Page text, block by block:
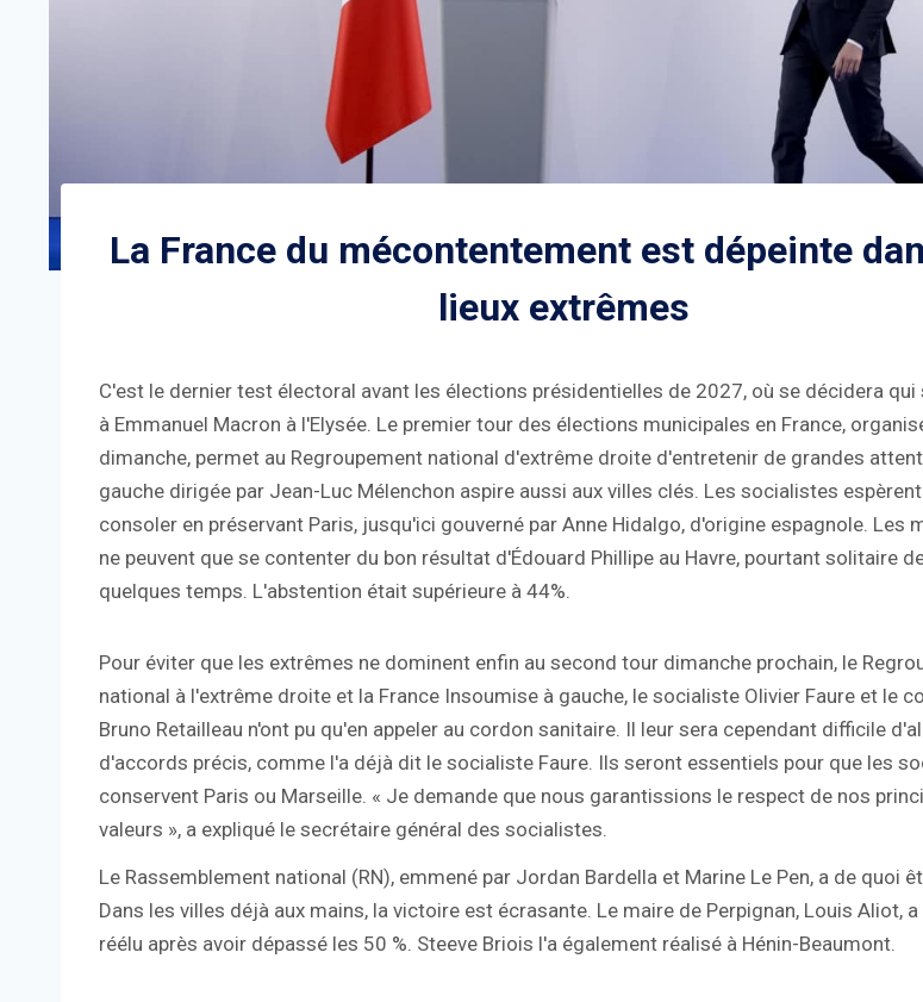
La France du mécontentement est dépeinte
lieux extrêmes
C'est le dernier test électoral avant les élections présidentielles de 2027, où se décidera qui
à Emmanuel Macron à l'Elysée. Le premier tour des élections municipales en France,
dimanche, permet au Regroupement national d'extrême droite d'entretenir de grandes
gauche dirigée par Jean-Luc Mélenchon aspire aussi aux villes clés. Les socialistes
consoler en préservant Paris, jusqu'ici gouverné par Anne Hidalgo, d'origine espagnole. Les
ne peuvent que se contenter du bon résultat d'Édouard Phillipe au Havre, pourtant solitaire
quelques temps. L'abstention était supérieure à 44%.
Pour éviter que les extrêmes ne dominent enfin au second tour dimanche prochain, le
national à l'extrême droite et la France Insoumise à gauche, le socialiste Olivier Faure et le
Bruno Retailleau n'ont pu qu'en appeler au cordon sanitaire. Il leur sera cependant difficile
d'accords précis, comme l'a déjà dit le socialiste Faure. Ils seront essentiels pour que les
conservent Paris ou Marseille. « Je demande que nous garantissions le respect de nos
valeurs », a expliqué le secrétaire général des socialistes.
Le Rassemblement national (RN), emmené par Jordan Bardella et Marine Le Pen, a de quoi
Dans les villes déjà aux mains, la victoire est écrasante. Le maire de Perpignan, Louis Aliot,
réélu après avoir dépassé les 50 %. Steeve Briois l'a également réalisé à Hénin-Beaumont.